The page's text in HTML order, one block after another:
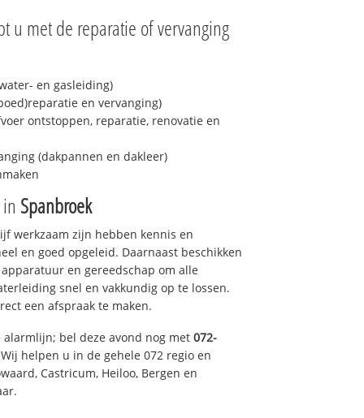
u met de reparatie of vervanging
en gasleiding)
en vervanging)
ontstoppen, reparatie, renovatie en
(dakpannen en dakleer)
Spanbroek
werkzaam zijn hebben kennis en
en goed opgeleid. Daarnaast beschikken
en gereedschap om alle
snel en vakkundig op te lossen.
een afspraak te maken.
bel deze avond nog met 072-
helpen u in de gehele 072 regio en
Castricum, Heiloo, Bergen en